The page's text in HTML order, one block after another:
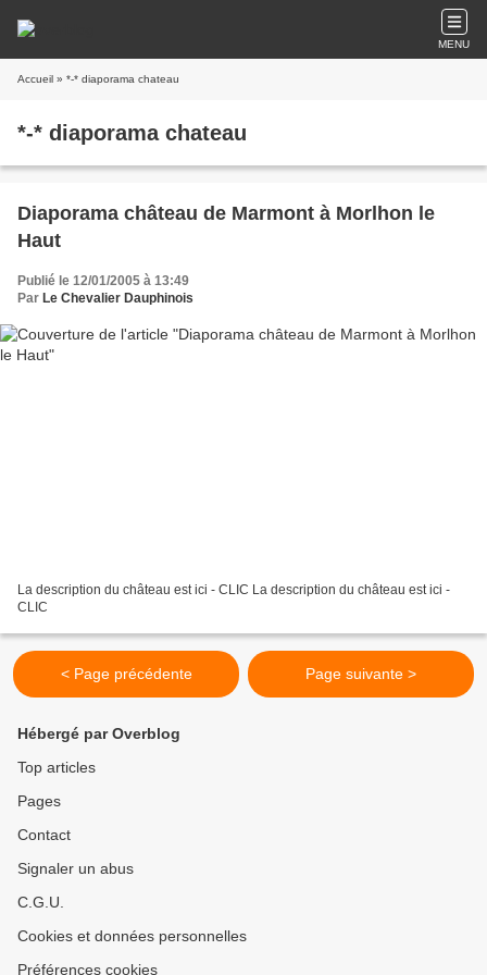
MENU
Accueil » *-* diaporama chateau
*-* diaporama chateau
Diaporama château de Marmont à Morlhon le
Haut
Publié le 12/01/2005 à 13:49
Par Le Chevalier Dauphinois
La description du château est ici - CLIC La description du château est ici -
CLIC
< Page précédente Page suivante >
Hébergé par Overblog
Top articles
Pages
Contact
Signaler un abus
C.G.U.
Cookies et données personnelles
Préférences cookies